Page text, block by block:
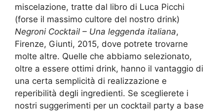
miscelazione, tratte dal libro di Luca Picchi
(forse il massimo cultore del nostro drink)
Negroni Cocktail – Una leggenda italiana,
Firenze, Giunti, 2015, dove potrete trovarne
molte altre. Quelle che abbiamo selezionato,
oltre a essere ottimi drink, hanno il vantaggio di
una certa semplicità di realizzazione e
reperibilità degli ingredienti. Se sceglierete i
nostri suggerimenti per un cocktail party a base